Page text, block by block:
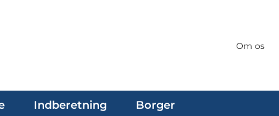
Om os
Indberetning Borger